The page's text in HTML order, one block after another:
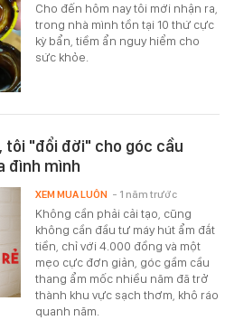
Cho đến hôm nay tôi mới nhận ra,
trong nhà mình tồn tại 10 thứ cực
kỳ bẩn, tiềm ẩn nguy hiểm cho
sức khỏe.
tôi "đổi đời" cho góc cầu
đình mình
Không cần phải cải tạo, cũng
không cần đầu tư máy hút ẩm đắt
tiền, chỉ với 4.000 đồng và một
mẹo cực đơn giản, góc gầm cầu
thang ẩm mốc nhiều năm đã trở
thành khu vực sạch thơm, khô ráo
quanh năm.
XEM MUA LUÔN - 1 năm trước